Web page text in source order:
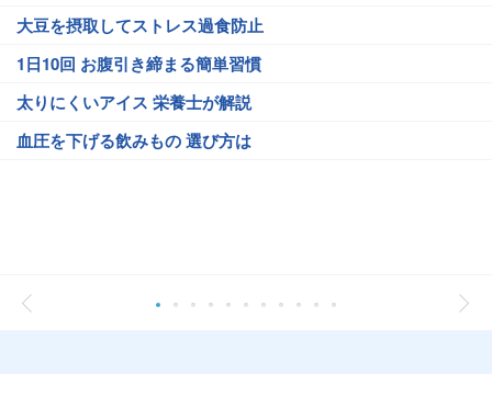
大豆を摂取してストレス過食防止
1日10回 お腹引き締まる簡単習慣
太りにくいアイス 栄養士が解説
血圧を下げる飲みもの 選び方は